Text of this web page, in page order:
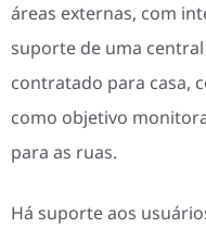
áreas externas, com
suporte de uma
contratado para casa,
como objetivo
para as ruas.
Há suporte aos